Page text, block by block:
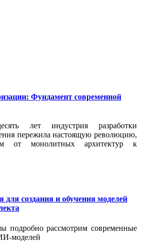
Фундамент современной
лет индустрия разработки
пережила настоящую революцию,
от монолитных архитектур к
создания и обучения моделей
подробно рассмотрим современные
моделей